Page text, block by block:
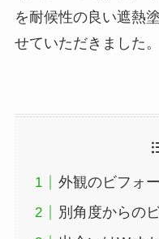
を耐候性の良い遮熱
せていただきました。
外観のビフォ
別角度からの